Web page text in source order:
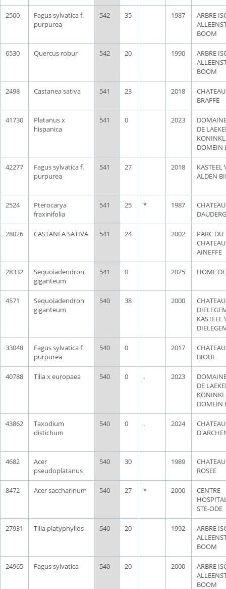
2500
Fagus sylvatica f.
purpurea
542 35 1987
ARBRE
BOOM
6530 Quercus robur 542 20 1990
ARBRE
BOOM
2498 Castanea sativa 541 23 2018
BRAFFE
41730
Platanus x
hispanica
541 0 2023
DE
DOMEIN
42277
Fagus sylvatica f.
purpurea
541 27 2018
KASTEEL
ALDEN
2524
Pterocarya
fraxinifolia
541 25 * 1987
28026 CASTANEA SATIVA 541 24 2002
PARC DU
AINEFFE
28332
Sequoiadendron
giganteum
541 0 2025 HOME
4571
Sequoiadendron
giganteum
540 38 2000
KASTEEL
33048
Fagus sylvatica f.
purpurea
540 0 2017
BIOUL
40788 Tilia x europaea 540 0 . 2023
DE
DOMEIN
43862
Taxodium
distichum
540 0 . 2024
CHATEAU
4682
Acer
pseudoplatanus
540 30 1989
ROSEE
8472 Acer saccharinum 540 27 * 2000
CENTRE
STE-ODE
27931 Tilia platyphyllos 540 20 1992
ARBRE
BOOM
24965 Fagus sylvatica 540 20 2000
ARBRE
BOOM